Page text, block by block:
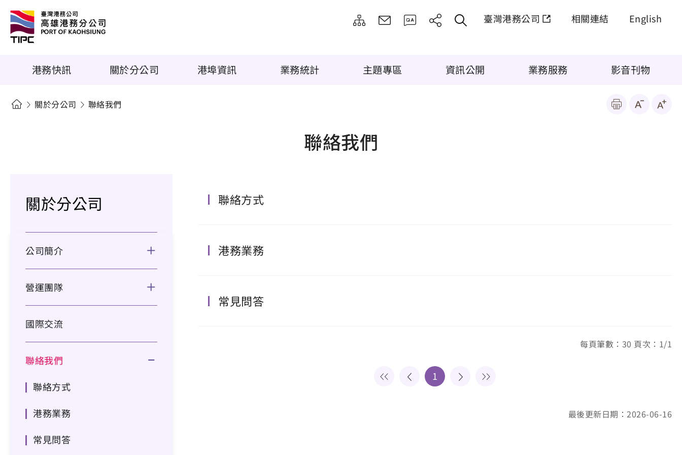
臺灣港務公司 相關連結 English
港務快訊 關於分公司 港埠資訊 業務統計 主題專區 資訊公開 業務服務 影音刊物
關於分公司 聯絡我們
聯絡我們
關於分公司
公司簡介
營運團隊
國際交流
聯絡我們
聯絡方式
港務業務
常見問答
聯絡方式
港務業務
常見問答
每頁筆數：30 頁次：1/1
1
最後更新日期：2026-06-16